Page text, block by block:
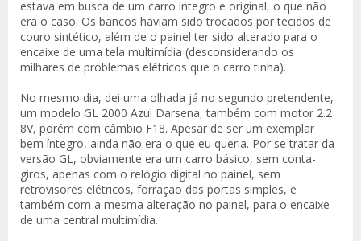
estava em busca de um carro íntegro e original, o que não
era o caso. Os bancos haviam sido trocados por tecidos de
couro sintético, além de o painel ter sido alterado para o
encaixe de uma tela multimídia (desconsiderando os
milhares de problemas elétricos que o carro tinha).
No mesmo dia, dei uma olhada já no segundo pretendente,
um modelo GL 2000 Azul Darsena, também com motor 2.2
8V, porém com câmbio F18. Apesar de ser um exemplar
bem íntegro, ainda não era o que eu queria. Por se tratar da
versão GL, obviamente era um carro básico, sem conta-
giros, apenas com o relógio digital no painel, sem
retrovisores elétricos, forração das portas simples, e
também com a mesma alteração no painel, para o encaixe
de uma central multimídia.